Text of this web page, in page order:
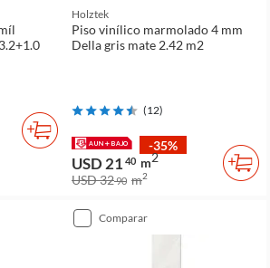
Holztek
Piso vinílico marmolado 4 mm
Della gris mate 2.42 m2
(12)
-35%
USD 21 40 m2
USD 3290 m2
comparar